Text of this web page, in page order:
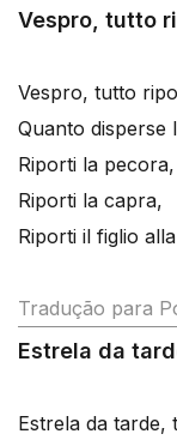
Vespro, tutto
Vespro, tutto
Quanto disperse
Riporti la pecora,
Riporti la capra,
Riporti il figlio
Tradução para
Estrela da
Estrela da tarde,